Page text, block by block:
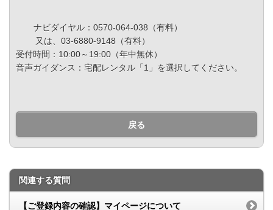
ナビダイヤル：0570-064-038（有料）
又は、03-6880-9148（有料）
受付時間：10:00～19:00（年中無休）
音声ガイダンス：宅配レンタル「1」を選択してください。
戻る
関連する質問
【ご登録内容の確認】マイページについて